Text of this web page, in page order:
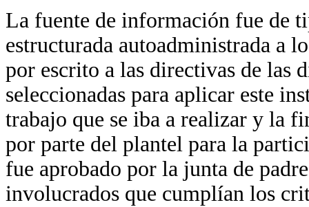
La fuente de información fue de
estructurada autoadministrada a
por escrito a las directivas de las
seleccionadas para aplicar este
trabajo que se iba a realizar y la
por parte del plantel para la
fue aprobado por la junta de
involucrados que cumplían los